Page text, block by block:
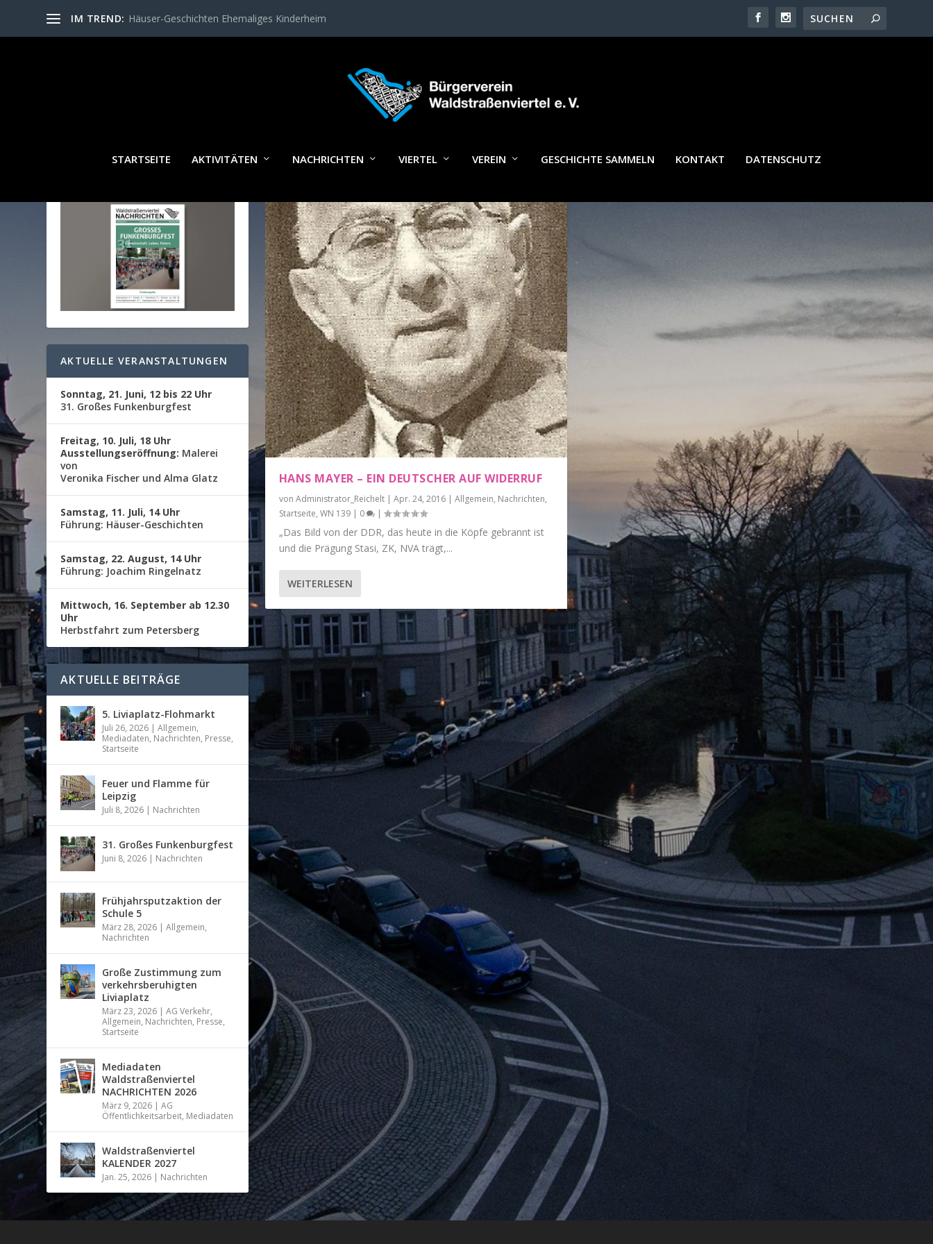
IM TREND: Häuser-Geschichten Ehemaliges Kinderheim
STARTSEITE AKTIVITÄTEN NACHRICHTEN VIERTEL VEREIN GESCHICHTE SAMMELN KONTAKT DATENSCHUTZ
SCHLAGWORT:VOLKER BRAUN
HANS MAYER – EIN DEUTSCHER AUF WIDERRUF
von Administrator_Reichelt| Apr. 24, 2016| Allgemein, Nachrichten,
Startseite, WN 139| 0 |
„Das Bild von der DDR, das heute in die Köpfe gebrannt ist
und die Prägung Stasi, ZK, NVA trägt,...
WEITERLESEN
WALDSTRASSENVIERTEL N
AKTUELLE VERANSTALTUNGEN
Sonntag, 21. Juni, 12 bis 22 Uhr
31. Großes Funkenburgfest
Freitag, 10. Juli, 18 Uhr
Ausstellungseröffnung: Malerei
von
Veronika Fischer und Alma Glatz
Samstag, 11. Juli, 14 Uhr
Führung: Häuser-Geschichten
Samstag, 22. August, 14 Uhr
Führung: Joachim Ringelnatz
Mittwoch, 16. September ab 12.30
Uhr
Herbstfahrt zum Petersberg
AKTUELLE BEITRÄGE
5. Liviaplatz-Flohmarkt
Juli 26, 2026 |Allgemein,
Mediadaten, Nachrichten, Presse,
Startseite
Feuer und Flamme für
Leipzig
Juli 8, 2026 | Nachrichten
31. Großes Funkenburgfest
Juni 8, 2026 | Nachrichten
Frühjahrsputzaktion der
Schule 5
März 28, 2026 |Allgemein,
Nachrichten
Große Zustimmung zum
verkehrsberuhigten
Liviaplatz
März 23, 2026 |AG Verkehr,
Allgemein, Nachrichten, Presse,
Startseite
Mediadaten
Waldstraßenviertel
NACHRICHTEN 2026
März 9, 2026 |AG
Öffentlichkeitsarbeit, Mediadaten
Waldstraßenviertel
KALENDER 2027
Jan. 25, 2026 | Nachrichten